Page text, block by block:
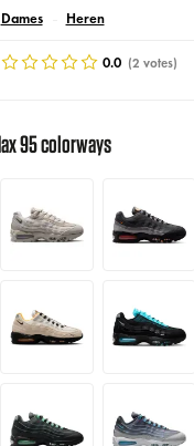
Dames Heren
0.0 (2 votes)
95 colorways